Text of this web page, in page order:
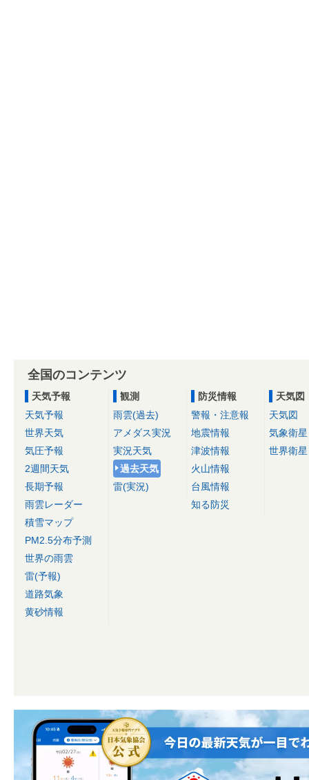
全国のコンテンツ
天気予報
天気予報
世界天気
気圧予報
2週間天気
長期予報
雨雲レーダー
積雪マップ
PM2.5分布予測
世界の雨雲
雷(予報)
道路気象
黄砂情報
観測
雨雲(過去)
アメダス実況
実況天気
過去天気
雷(実況)
防災情報
警報・注意報
地震情報
津波情報
火山情報
台風情報
知る防災
天気図
天気図
気象衛星
世界衛星